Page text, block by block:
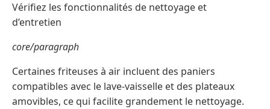
Vérifiez les fonctionnalités de nettoyage et
d’entretien
core/paragraph
Certaines friteuses à air incluent des paniers
compatibles avec le lave-vaisselle et des plateaux
amovibles, ce qui facilite grandement le nettoyage.